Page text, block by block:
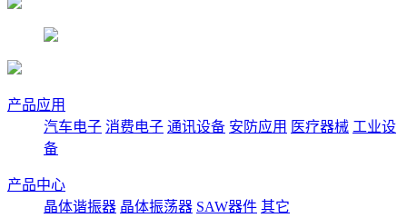
产品应用
汽车电子 消费电子 通讯设备 安防应用 医疗器械 工业设
备
产品中心
晶体谐振器 晶体振荡器 SAW器件 其它